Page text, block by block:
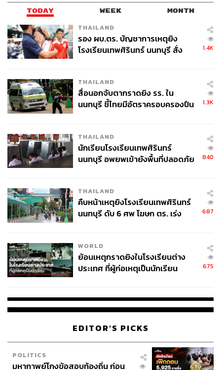
บริหารอาวุโส บริษัท ฟาสต์ รีเทลลิ่ง จำกัด และหัวหน้าฝ่าย
R&D ของ UNIQLO
Bahnsen มาจากเดนมาร์ก ทั้งสองประเทศนี้มีจุด
ร่วมอะไรที่เหมือนกันทั้งในแง่ของสไตล์และไลฟ์
สไตล์
ฉันคิดว่าทั้งสองที่มีความสุขในการแสดงตัวตนผ่านการแต่ง
ตัว และการถ่ายทอดความเป็นผู้หญิงผ่านสไตล์ของตัวเอง
แบรนด์ของเราก็ได้รับการตอบรับที่ดีมากในญี่ปุ่น และมี
พาร์ตเนอร์ที่สนับสนุนเรามาตั้งแต่ต้น เวลาไปที่ญี่ปุ่นแล้วเห็น
สไตล์ของตัวเอง มันทำให้ฉันได้แรงบันดาลใจเสมอ
ประสบการณ์การออกแบบเสื้อผ้าสำหรับเด็กผู้
TODAY WEEK MONTH
THAILAND
รอง ผบ.ตร. บัญชาการเหตุยิง
โรงเรียนเทพศิรินทร์ นนทบุรี สั่ง
1.4K
THAILAND
สื่อนอกจับตากราดยิง รร. ใน
นนทบุรี ชี้ไทยมีอัตราครอบครองปืน
1.3K
THAILAND
นักเรียนโรงเรียนเทพศิรินทร์
นนทบุรี อพยพเข้ายังพื้นที่ปลอดภัย
840
THAILAND
คืบหน้าเหตุยิงโรงเรียนเทพศิรินทร์
นนทบุรี ดับ 6 ศพ โฆษก ตร. เร่ง
687
WORLD
ย้อนเหตุกราดยิงในโรงเรียนต่าง
ประเทศ ที่ผู้ก่อเหตุเป็นนักเรียน
675
EDITOR'S PICKS
POLITICS
มหากาพย์โกงข้อสอบท้องถิ่น ก่อน